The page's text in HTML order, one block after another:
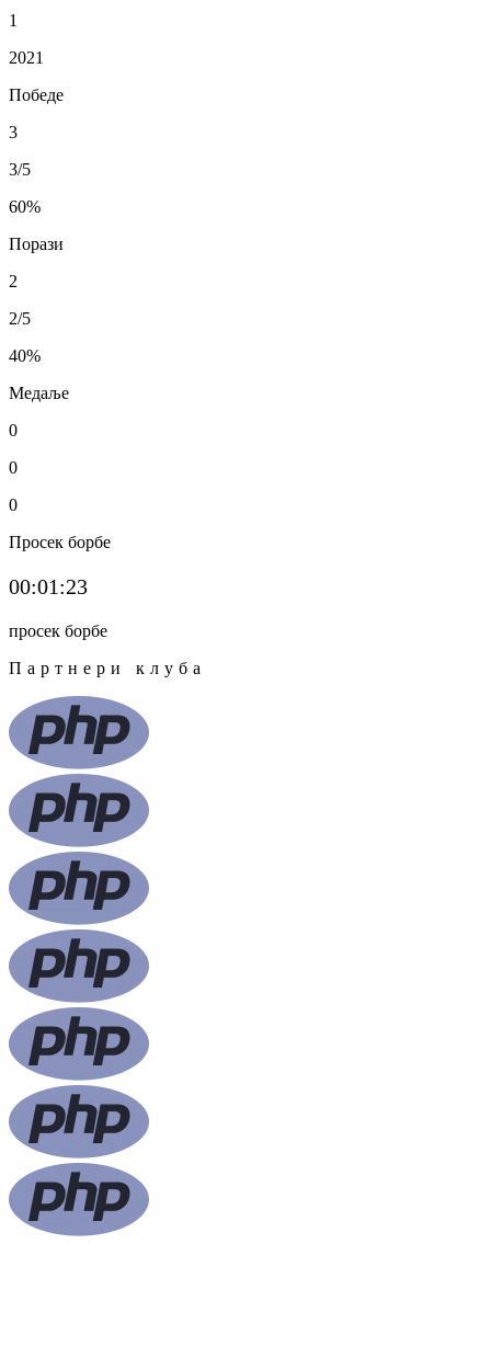
1
2021
Победе
3
3/5
60%
Порази
2
2/5
40%
Медаље
0
0
0
Просек борбе
00:01:23
просек борбе
Партнери клуба